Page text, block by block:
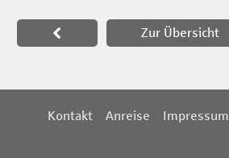
Paginierung
Zur Übersicht
Footernavigation
Kontakt Anreise Impressum